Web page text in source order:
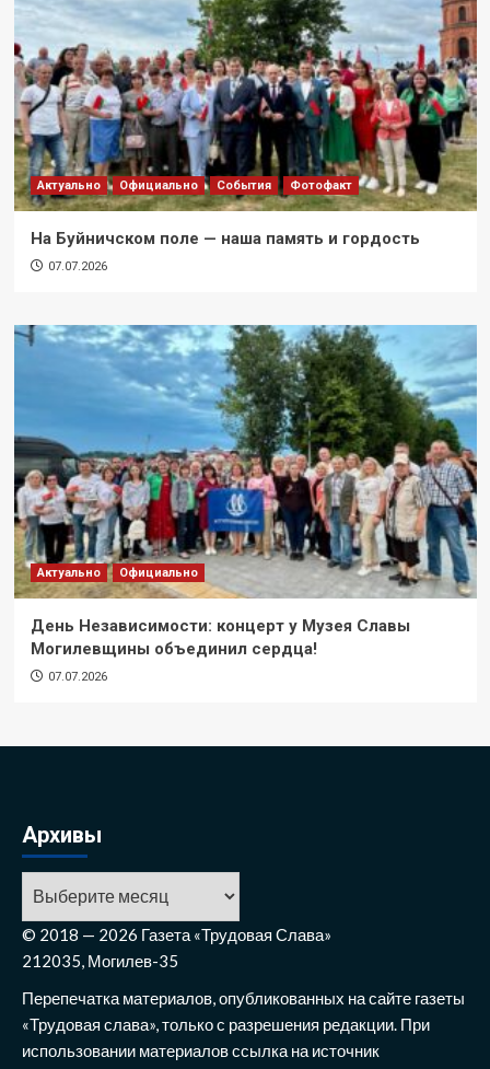
Актуально Официально События Фотофакт
На Буйничском поле — наша память и гордость
07.07.2026
Актуально Официально
День Независимости: концерт у Музея Славы
Могилевщины объединил сердца!
07.07.2026
Архивы
Архивы
© 2018 — 2026 Газета «Трудовая Слава»
212035, Могилев-35
Перепечатка материалов, опубликованных на сайте газеты
«Трудовая слава», только с разрешения редакции. При
использовании материалов ссылка на источник